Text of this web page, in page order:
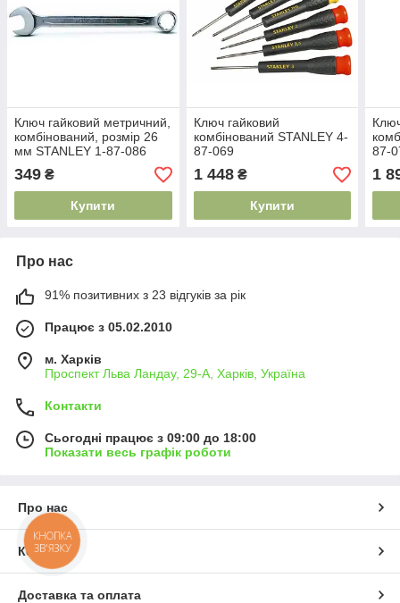
Ключ гайковий метричний,
комбінований, розмір 26
мм STANLEY 1-87-086
349 ₴
Купити
Ключ гайковий
комбінований STANLEY 4-
87-069
1 448₴
Купити
87-
1
Про нас
91% позитивних з 23 відгуків за рік
Працює з 05.02.2010
м. Харків
Проспект Льва Ландау, 29-А, Харків, Україна
Контакти
Сьогодні працює з 09:00 до 18:00
Показати весь графік роботи
Про нас
Контакти
Доставка та оплата
КНОПКА
ЗВ'ЯЗКУ